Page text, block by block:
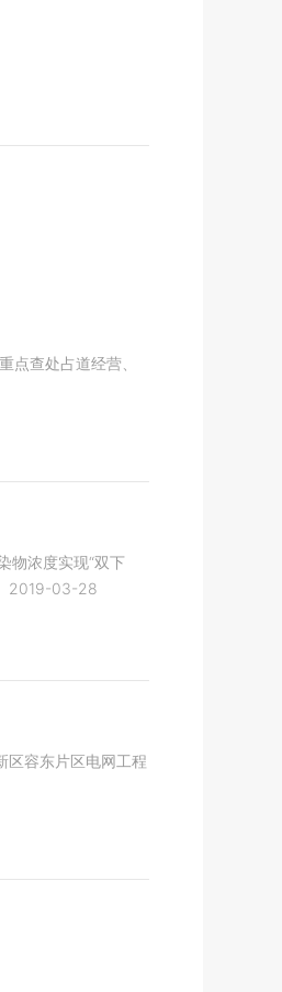
查处占道经营、
物浓度实现“双下
2019-03-28
区容东片区电网工程